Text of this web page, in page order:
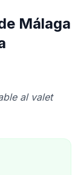
Málaga
al valet